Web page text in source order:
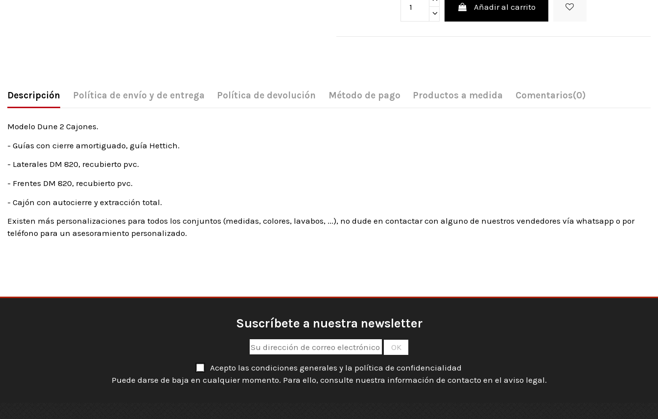
Añadir al carrito
Descripción Política de envío y de entrega Política de devolución Método de pago Productos a medida Comentarios(0)
Modelo Dune 2 Cajones.
- Guías con cierre amortiguado, guía Hettich.
- Laterales DM 820, recubierto pvc.
- Frentes DM 820, recubierto pvc.
- Cajón con autocierre y extracción total.
Existen más personalizaciones para todos los conjuntos (medidas, colores, lavabos, ...), no dude en contactar con alguno de nuestros vendedores vía whatsapp o por
teléfono para un asesoramiento personalizado.
Suscríbete a nuestra newsletter
Acepto las condiciones generales y la política de confidencialidad
Puede darse de baja en cualquier momento. Para ello, consulte nuestra información de contacto en el aviso legal.